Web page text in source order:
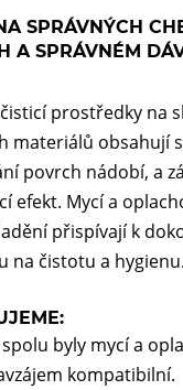
SPRÁVNÝCH
A SPRÁVNÉM
prostředky na
materiálů obsahují
povrch nádobí, a
efekt. Mycí a
přispívají k
na čistotu a hygienu.
byly mycí a
kompatibilní.